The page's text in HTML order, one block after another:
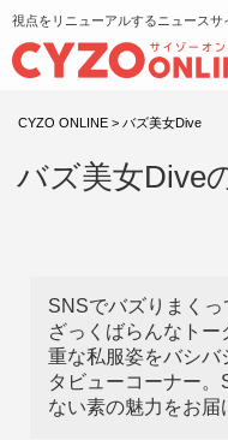
視点をリニューアルするニュースサ
CYZO ONLINE > バズ美女Dive
バズ美女Dive
SNSでバズりまくっ
ざっくばらんなト
重な私服姿をバシバ
タビューコーナー
ない素の魅力をお届